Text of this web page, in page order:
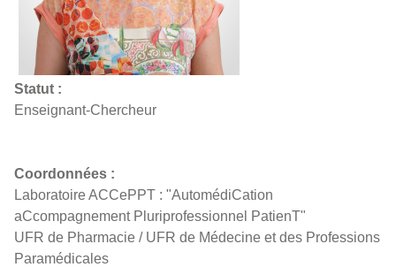
Statut :
Enseignant-Chercheur
Coordonnées :
Laboratoire ACCePPT : "AutomédiCation
aCcompagnement Pluriprofessionnel PatienT"
UFR de Pharmacie / UFR de Médecine et des Professions
Paramédicales